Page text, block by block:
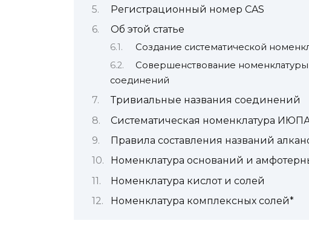
Регистрационный номер CAS
Об этой статье
Создание систематической
Совершенствование
соединений
Тривиальные названия соединений
Систематическая номенклатура
Правила составления названий
Номенклатура оснований и
Номенклатура кислот и солей
Номенклатура комплексных солей*